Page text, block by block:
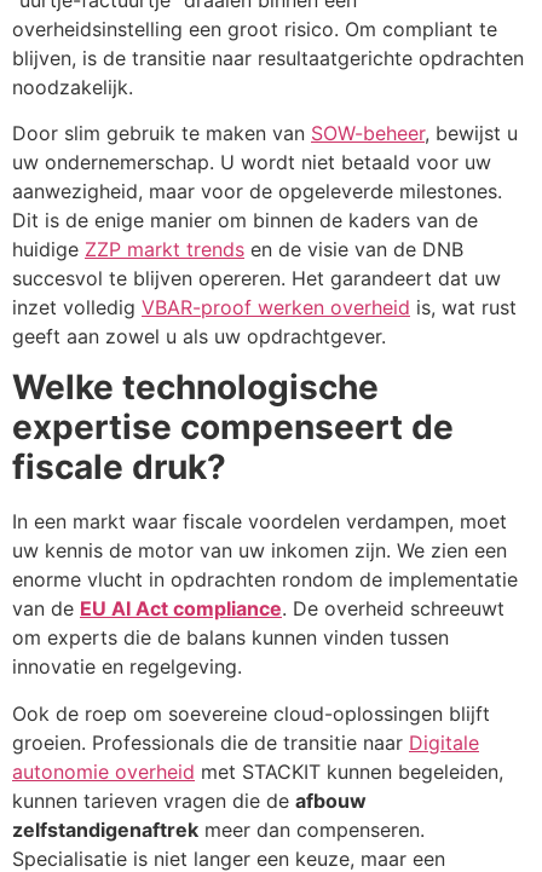
overheidsinstelling een groot risico. Om compliant te
blijven, is de transitie naar resultaatgerichte opdrachten
noodzakelijk.
Door slim gebruik te maken van SOW-beheer, bewijst u
uw ondernemerschap. U wordt niet betaald voor uw
aanwezigheid, maar voor de opgeleverde milestones.
Dit is de enige manier om binnen de kaders van de
huidige ZZP markt trends en de visie van de DNB
succesvol te blijven opereren. Het garandeert dat uw
inzet volledig VBAR-proof werken overheid is, wat rust
geeft aan zowel u als uw opdrachtgever.
Welke technologische
expertise compenseert de
fiscale druk?
In een markt waar fiscale voordelen verdampen, moet
uw kennis de motor van uw inkomen zijn. We zien een
enorme vlucht in opdrachten rondom de implementatie
van de EU AI Act compliance. De overheid schreeuwt
om experts die de balans kunnen vinden tussen
innovatie en regelgeving.
Ook de roep om soevereine cloud-oplossingen blijft
groeien. Professionals die de transitie naar Digitale
autonomie overheid met STACKIT kunnen begeleiden,
kunnen tarieven vragen die de afbouw
zelfstandigenaftrek meer dan compenseren.
Specialisatie is niet langer een keuze, maar een